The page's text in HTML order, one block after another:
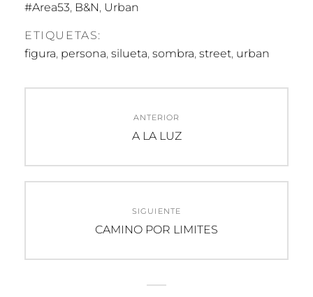
#Area53, B&N, Urban
ETIQUETAS:
figura, persona, silueta, sombra, street, urban
entradas
ANTERIOR
Entrada
A LA LUZ
SIGUIENTE
Entrada
CAMINO POR LIMITES